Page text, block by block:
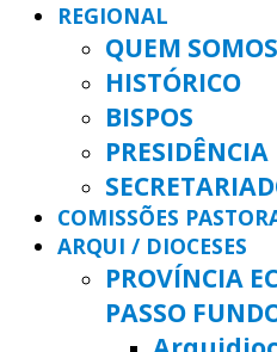
REGIONAL
QUEM SOMOS
HISTÓRICO
BISPOS
PRESIDÊNCIA
COMISSÕES
ARQUI / DIOCESES
PROVÍNCIA
PASSO